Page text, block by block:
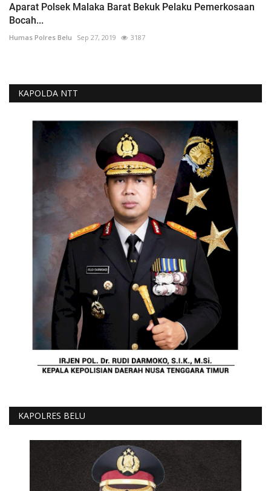
Aparat Polsek Malaka Barat Bekuk Pelaku Pemerkosaan
Bocah...
Humas Polres Belu Sep 27, 2019 3187
KAPOLDA NTT
KAPOLRES BELU